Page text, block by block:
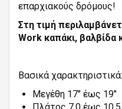
επαρχιακούς δρόμους!
Στη τιμή
Work καπάκι, βαλβίδα
Βασικά χαρακτηριστικά:
Μεγέθη 17" έως 19"